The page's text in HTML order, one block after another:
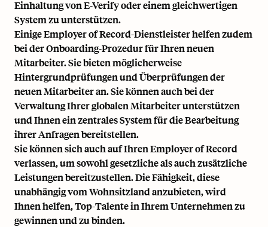
Einhaltung von E-Verify oder einem gleichwertigen
System zu unterstützen.
Einige Employer of Record-Dienstleister helfen zudem
bei der Onboarding-Prozedur für Ihren neuen
Mitarbeiter. Sie bieten möglicherweise
Hintergrundprüfungen und Überprüfungen der
neuen Mitarbeiter an. Sie können auch bei der
Verwaltung Ihrer globalen Mitarbeiter unterstützen
und Ihnen ein zentrales System für die Bearbeitung
ihrer Anfragen bereitstellen.
Sie können sich auch auf Ihren Employer of Record
verlassen, um sowohl gesetzliche als auch zusätzliche
Leistungen bereitzustellen. Die Fähigkeit, diese
unabhängig vom Wohnsitzland anzubieten, wird
Ihnen helfen, Top-Talente in Ihrem Unternehmen zu
gewinnen und zu binden.